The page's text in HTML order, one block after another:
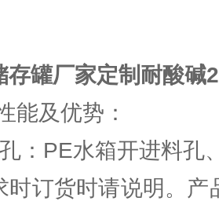
存罐厂家定制耐酸碱
能及优势：
：PE水箱开进料孔
时订货时请说明。产